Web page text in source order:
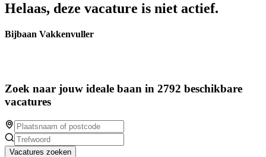
Helaas, deze vacature is niet actief.
Bijbaan Vakkenvuller
Zoek naar jouw ideale baan in 2792 beschikbare
vacatures
Vacatures zoeken